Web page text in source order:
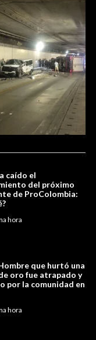
caído el
del próximo
de ProColombia:
hora
que hurtó una
oro fue atrapado y
por la comunidad en
hora